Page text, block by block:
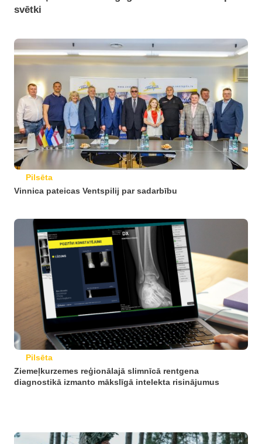
svētki
Pilsēta
Vinnica pateicas Ventspilij par sadarbību
Pilsēta
Ziemeļkurzemes reģionālajā slimnīcā rentgena
diagnostikā izmanto mākslīgā intelekta risinājumus